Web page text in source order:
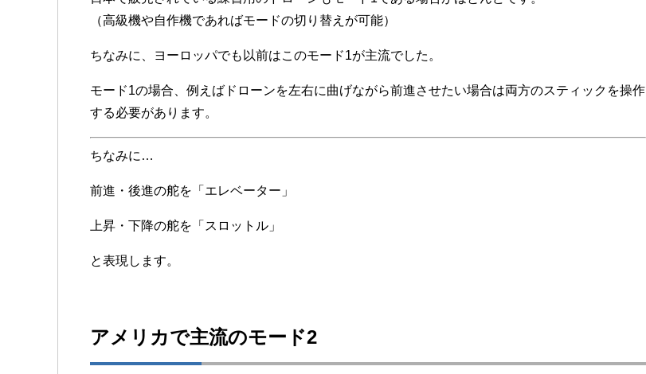
（高級機や自作機であればモードの切り替えが可能）
ちなみに、ヨーロッパでも以前はこのモード1が主流でした。
モード1の場合、例えばドローンを左右に曲げながら前進させたい場合は両方のスティックを操作
する必要があります。
ちなみに…
前進・後進の舵を「エレベーター」
上昇・下降の舵を「スロットル」
と表現します。
アメリカで主流のモード2